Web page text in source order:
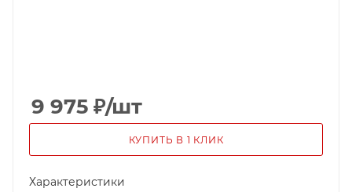
9 975 ₽/шт
КУПИТЬ В 1 КЛИК
Характеристики